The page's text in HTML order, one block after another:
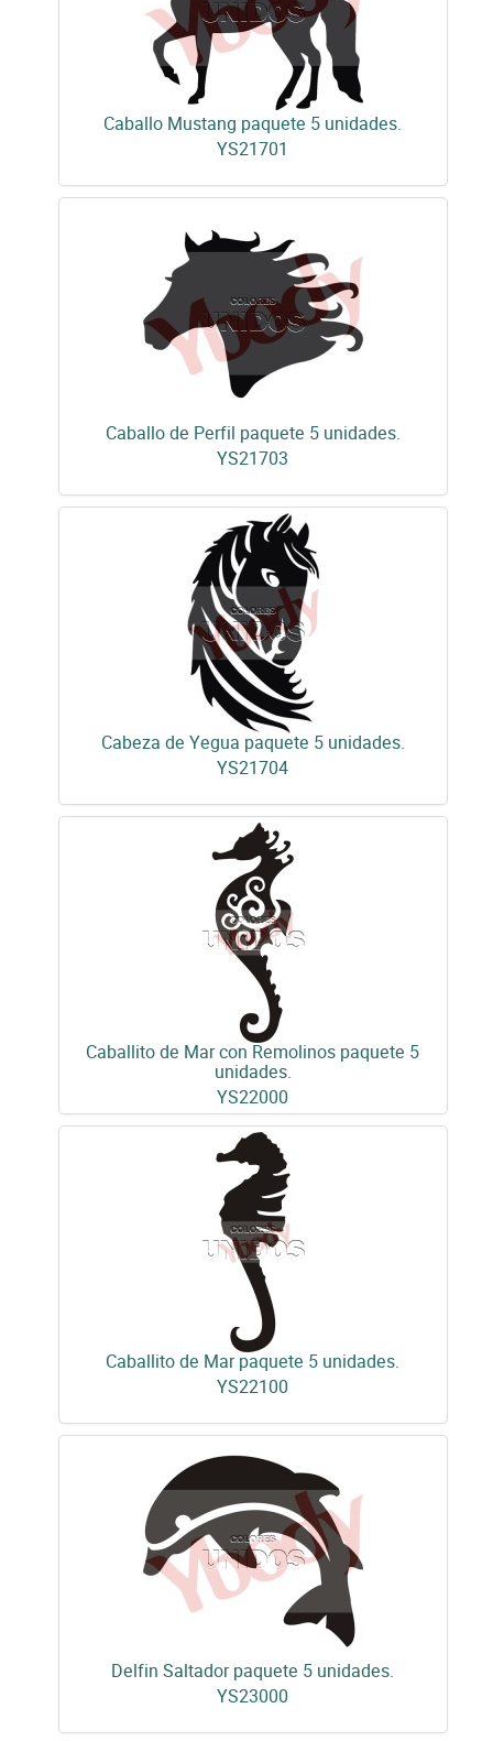
Caballo Mustang paquete 5 unidades.
YS21701
Caballo de Perfil paquete 5 unidades.
YS21703
Cabeza de Yegua paquete 5 unidades.
YS21704
Caballito de Mar con Remolinos paquete 5
unidades.
YS22000
Caballito de Mar paquete 5 unidades.
YS22100
Delfin Saltador paquete 5 unidades.
YS23000